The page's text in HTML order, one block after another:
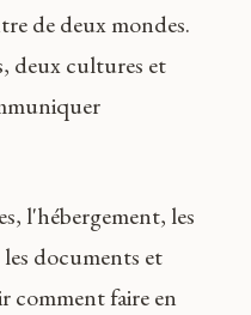
de deux mondes.
deux cultures et
l'hébergement, les
documents et
comment faire en